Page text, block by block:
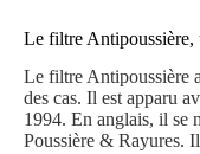
Le filtre
Le filtre Antipoussière
des cas. Il est apparu
1994. En anglais, il se
Poussière & Rayures.